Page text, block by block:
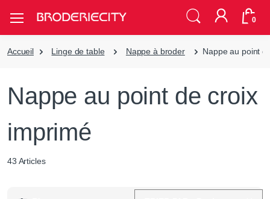
0
Accueil Linge de table Nappe à broder Nappe au point
Nappe au point de croix
imprimé
43 Articles